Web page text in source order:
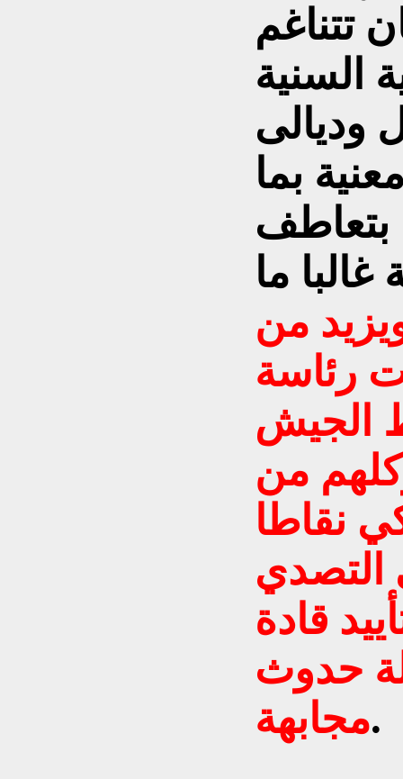
تتناغم
السنية
وديالى
بما
غالبا ما
من
رئاسة
الجيش
من
نقاطا
التصدي
قادة
حدوث
مجابهة.